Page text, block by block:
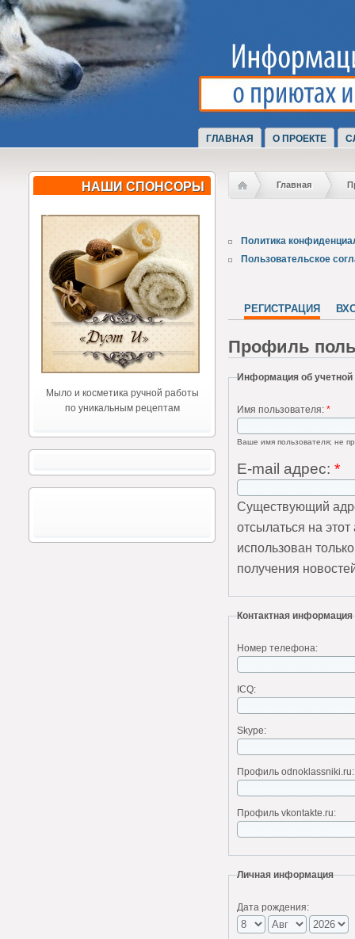
ГЛАВНАЯ О ПРОЕКТЕ
НАШИ СПОНСОРЫ
Мыло и косметика ручной работы
по уникальным рецептам
Главная
Политика
Пользовательское
РЕГИСТРАЦИЯ
Профиль
Информация об учетной
Имя пользователя: *
Ваше имя пользователя; не
E-mail адрес: *
Существующий
отсылаться на
использован
получения
Контактная информация
Номер телефона:
ICQ:
Skype:
Профиль odnoklassniki.ru:
Профиль vkontakte.ru:
Личная информация
Дата рождения: